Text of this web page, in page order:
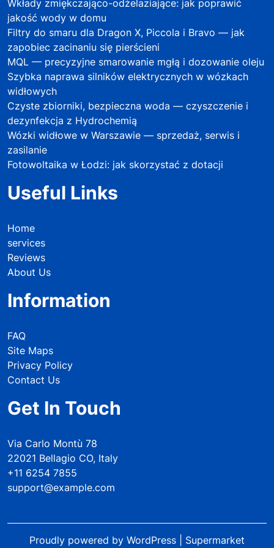
Wkłady zmiękczająco-odżelaziające: jak poprawić
jakość wody w domu
Filtry do smaru dla Dragon X, Piccola i Bravo — jak
zapobiec zacinaniu się pierścieni
MQL — precyzyjne smarowanie mgłą i dozowanie oleju
Szybka naprawa silników elektrycznych w wózkach
widłowych
Czyste zbiorniki, bezpieczna woda — czyszczenie i
dezynfekcja z Hydrochemią
Wózki widłowe w Warszawie — sprzedaż, serwis i
zasilanie
Fotowoltaika w Łodzi: jak skorzystać z dotacji
Useful Links
Home
services
Reviews
About Us
Information
FAQ
Site Maps
Privacy Policy
Contact Us
Get In Touch
Via Carlo Montù 78
22021 Bellagio CO, Italy
+11 6254 7855
support@example.com
Proudly powered by WordPress Supermarket